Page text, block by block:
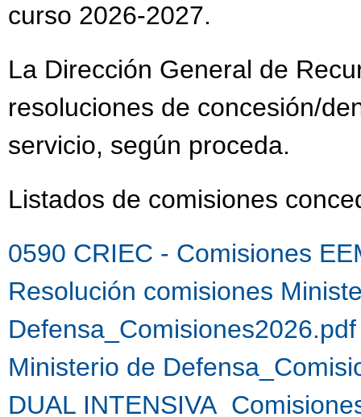
curso 2026-2027.
La Dirección General de
resoluciones de concesión/
servicio, según proceda.
Listados de comisiones
0590 CRIEC - Comisiones
Resolución comisiones
Ministerio de
DUAL